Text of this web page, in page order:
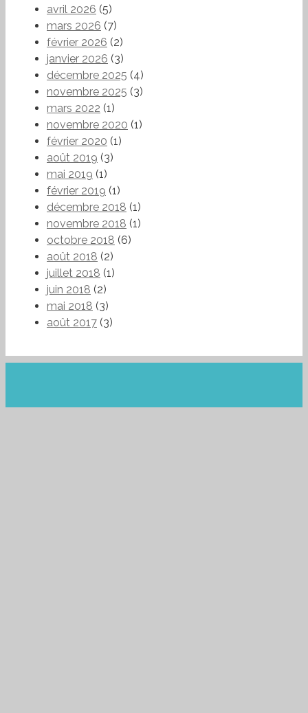
avril 2026 (5)
mars 2026 (7)
février 2026 (2)
janvier 2026 (3)
décembre 2025 (4)
novembre 2025 (3)
mars 2022 (1)
novembre 2020 (1)
février 2020 (1)
août 2019 (3)
mai 2019 (1)
février 2019 (1)
décembre 2018 (1)
novembre 2018 (1)
octobre 2018 (6)
août 2018 (2)
juillet 2018 (1)
juin 2018 (2)
mai 2018 (3)
août 2017 (3)